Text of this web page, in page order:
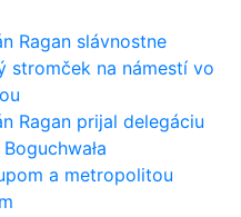
Ragan slávnostne
stromček na námestí vo
Ragan prijal delegáciu
a metropolitou